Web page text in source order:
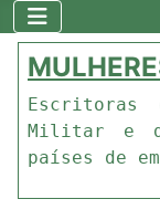
Escritoras
Militar e
países de